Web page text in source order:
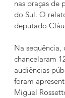
nas praças de
do Sul. O
deputado
Na sequência,
chancelaram
audiências
foram
Miguel